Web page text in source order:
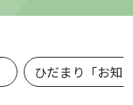
ひだまり「お知